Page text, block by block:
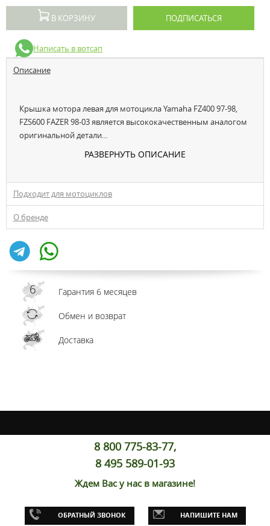
В КОРЗИНУ ПОДПИСАТЬСЯ
Написать в вотсап
Описание
Крышка мотора левая для мотоцикла Yamaha FZ400 97-98,
FZS600 FAZER 98-03 является высококачественным аналогом
оригинальной детали...
РАЗВЕРНУТЬ ОПИСАНИЕ
Подходит для мотоциклов
О бренде
Гарантия 6 месяцев
Обмен и возврат
Доставка
8 800 775-83-77,
8 495 589-01-93
Ждем Вас у нас в магазине!
ОБРАТНЫЙ ЗВОНОК НАПИШИТЕ НАМ